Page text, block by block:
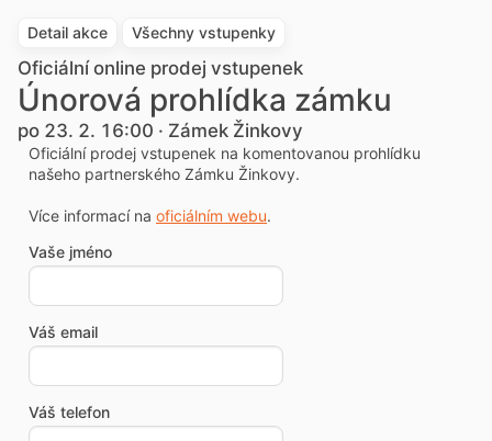
Detail akce Všechny vstupenky
Oficiální online prodej vstupenek
Únorová prohlídka zámku
po 23. 2. 16:00 · Zámek Žinkovy
Oficiální prodej vstupenek na komentovanou prohlídku
našeho partnerského Zámku Žinkovy.
Více informací na oficiálním webu.
Vaše jméno
Váš email
Váš telefon